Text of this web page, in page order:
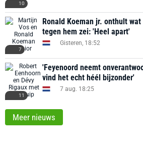
10
7
Ronald Koeman jr. onthult
tegen hem zei: 'Heel apart'
Gisteren, 18:52
11
'Feyenoord neemt
vind het echt héél bijzonder'
7 aug. 18:25
Meer nieuws